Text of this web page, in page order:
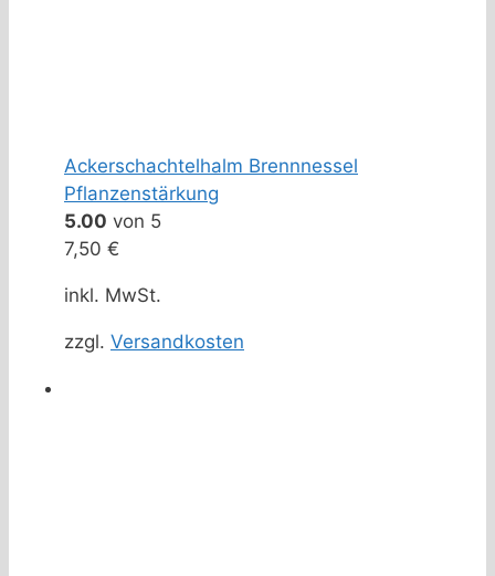
Ackerschachtelhalm Brennnessel
Pflanzenstärkung
5.00 von 5
7,50 €
inkl. MwSt.
zzgl. Versandkosten